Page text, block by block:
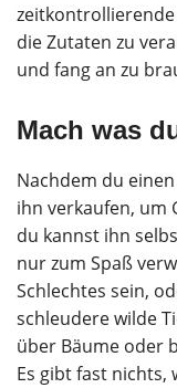
zeitkontrollierende
die Zutaten zu
und fang an zu
Mach was
Nachdem du
ihn verkaufen, um
du kannst ihn
nur zum Spaß
Schlechtes sein,
schleudere wilde
über Bäume oder
Es gibt fast